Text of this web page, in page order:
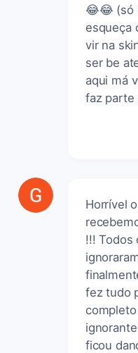
😂😂 (só
esqueça
vir na
ser be
aqui má
faz parte
Horrível
!!! Todos
fez tudo
ficou